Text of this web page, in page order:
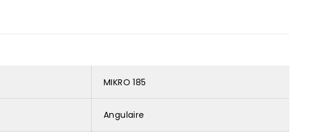
MIKRO 185
Angulaire